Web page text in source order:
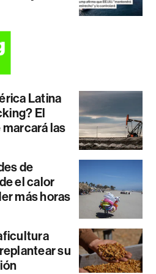
Latina
El
las
de
el calor
más horas
su